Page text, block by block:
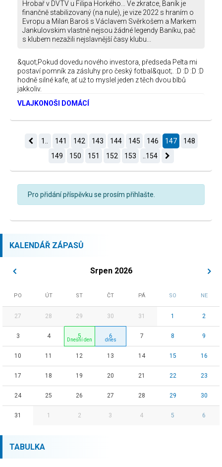
Hrobař v DVTV u Filipa Horkého... Ve zkratce, Baník je
finančně stabilizovaný (na nule), je vize 2022 s hraním o
Evropu a Milan Baroš s Václavem Svěrkošem a Markem
Jankulovskim vlastně nejsou žádné legendy Baníku, pač
s klubem nezažili nejslavnější časy klubu...
&quot;Pokud dovedu nového investora, předseda Pelta mi
postaví pomník za zásluhy pro český fotbal&quot;. :D :D :D :D
hodně silné kafe, ať už to myslel jeden z těch dvou blbů
jakkoliv.
VLAJKONOŠI DOMÁCÍ
1.. 141 142 143 144 145 146 147
148
149
150 151 152 153 ..154
Pro přidání příspěvku se prosím přihlašte.
KALENDÁŘ ZÁPASŮ
Srpen 2026
PO ÚT ST ČT PÁ SO NE
27 28 29 30 31 1 2
3 4 5 6 7 8 9
10 11 12 13 14 15 16
17 18 19 20 21 22 23
24 25 26 27 28 29 30
31 1 2 3 4 5 6
TABULKA